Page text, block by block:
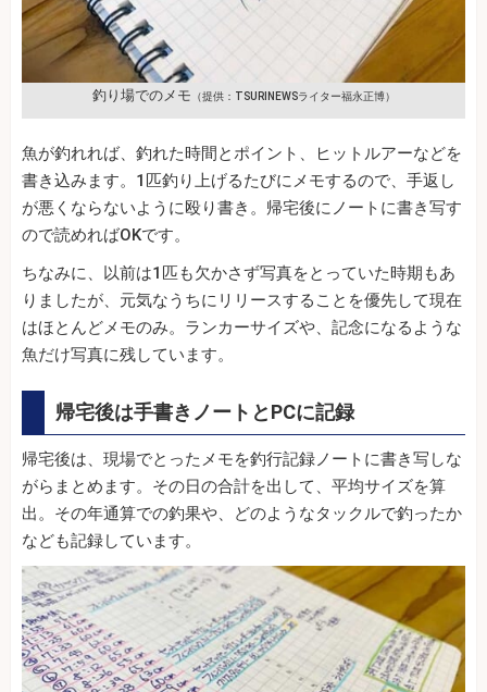
釣り場でのメモ （提供：TSURINEWSライター福永正博）
魚が釣れれば、釣れた時間とポイント、ヒットルアーなどを
書き込みます。1匹釣り上げるたびにメモするので、手返し
が悪くならないように殴り書き。帰宅後にノートに書き写す
ので読めればOKです。
ちなみに、以前は1匹も欠かさず写真をとっていた時期もあ
りましたが、元気なうちにリリースすることを優先して現在
はほとんどメモのみ。ランカーサイズや、記念になるような
魚だけ写真に残しています。
帰宅後は手書きノートとPCに記録
帰宅後は、現場でとったメモを釣行記録ノートに書き写しな
がらまとめます。その日の合計を出して、平均サイズを算
出。その年通算での釣果や、どのようなタックルで釣ったか
なども記録しています。